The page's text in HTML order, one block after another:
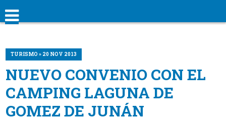
TURISMO » 20 NOV 2013
NUEVO CONVENIO CON EL
CAMPING LAGUNA DE
GOMEZ DE JUNÁN